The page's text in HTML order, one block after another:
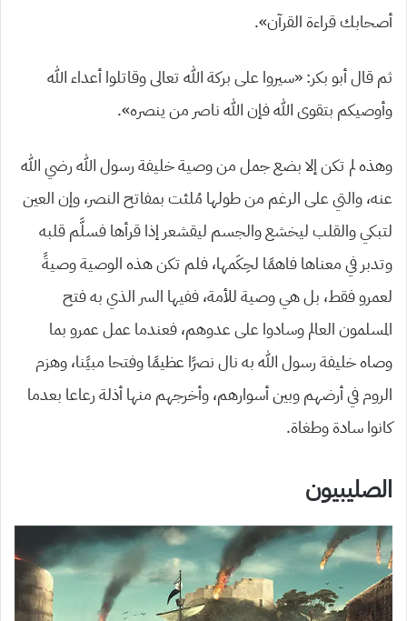
أصحابك قراءة القرآن».
ثم قال أبو بكر: «سيروا على بركة الله تعالى وقاتلوا أعداء الله
وأوصيكم بتقوى الله فإن الله ناصر من ينصره».
وهذه لم تكن إلا بضع جمل من وصية خليفة رسول الله رضي الله
عنه، والتي على الرغم من طولها مُلئت بمفاتح النصر، وإن العين
لتبكي والقلب ليخشع والجسم ليقشعر إذا قرأها فسلَّم قلبه
وتدبر في معناها فاهمًا لحِكَمها، فلم تكن هذه الوصية وصيةً
لعمرو فقط، بل هي وصية للأمة، ففيها السر الذي به فتح
المسلمون العالم وسادوا على عدوهم، فعندما عمل عمرو بما
وصاه خليفة رسول الله به نال نصرًا عظيمًا وفتحا مبيًنا، وهزم
الروم في أرضهم وبين أسوارهم، وأخرجهم منها أذلة رعاعا بعدما
كانوا سادة وطغاة.
الصليبيون